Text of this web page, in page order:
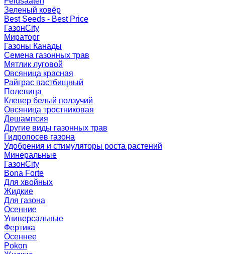
Зеленый ковёр
Best Seeds - Best Price
ГазонCity
Мираторг
Газоны Канады
Семена газонных трав
Мятлик луговой
Овсяница красная
Райграс пастбищный
Полевица
Клевер белый ползучий
Овсяница тростниковая
Дешампсия
Другие виды газонных трав
Гидропосев газона
Удобрения и стимуляторы роста растений
Минеральные
ГазонCity
Bona Forte
Для хвойных
Жидкие
Для газона
Осенние
Универсальные
Фертика
Осеннее
Pokon